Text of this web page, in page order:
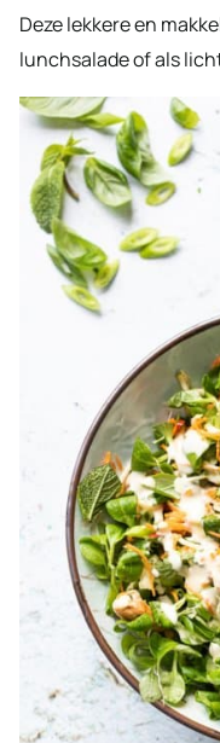
Deze lekkere en
lunchsalade of als